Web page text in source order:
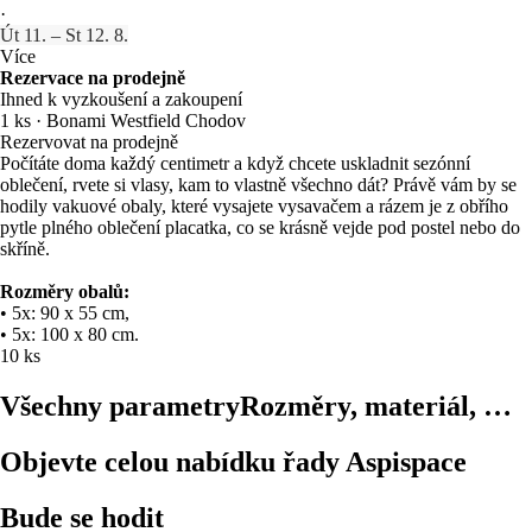
·
Út 11. – St 12. 8.
Více
Rezervace na prodejně
Ihned k vyzkoušení a zakoupení
1 ks · Bonami Westfield Chodov
Rezervovat na prodejně
Počítáte doma každý centimetr a když chcete uskladnit sezónní
oblečení, rvete si vlasy, kam to vlastně všechno dát? Právě vám by se
hodily vakuové obaly, které vysajete vysavačem a rázem je z obřího
pytle plného oblečení placatka, co se krásně vejde pod postel nebo do
skříně.
Rozměry obalů:
• 5x: 90 x 55 cm,
• 5x: 100 x 80 cm.
10 ks
Všechny parametryRozměry, materiál, …
Objevte celou nabídku řady Aspispace
Bude se hodit